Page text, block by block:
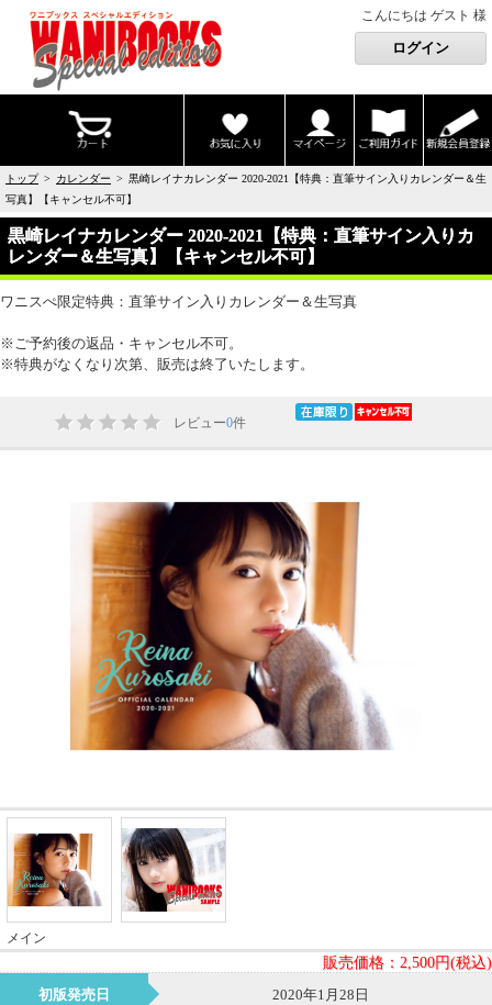
こんにちは ゲスト 様
トップ> カレンダー > 黒崎レイナカレンダー 2020-2021【特典：直筆サイン入りカレンダー＆生
写真】【キャンセル不可】
黒崎レイナカレンダー 2020-2021【特典：直筆サイン入りカ
レンダー＆生写真】【キャンセル不可】
ワニスぺ限定特典：直筆サイン入りカレンダー＆生写真
※ご予約後の返品・キャンセル不可。
※特典がなくなり次第、販売は終了いたします。
レビュー0件
メイン
販売価格： 2,500円(税込)
初版発売日
2020年1月28日